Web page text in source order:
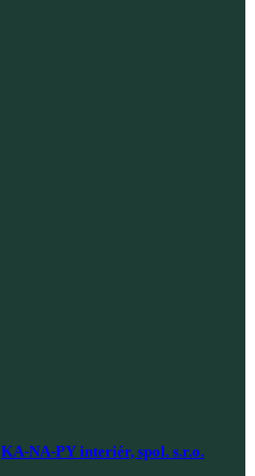
KA-NA-PY interiér, spol. s.r.o.